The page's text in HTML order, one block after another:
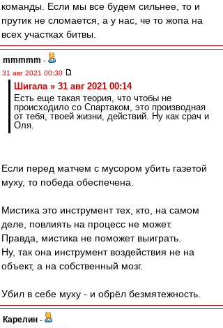
команды. Если мы все будем сильнее, то и
прутик не сломается, а у нас, че то жопа на
всех участках битвы.
mmmmm -
31 авг 2021 00:30
Шигала » 31 авг 2021 00:14
Есть еще такая теория, что чтобы не
происходило со Спартаком, это производная
от тебя, твоей жизни, действий. Ну как срач и
Оля.
Если перед матчем с мусором убить газетой
муху, то победа обеспечена.
Мистика это инструмент тех, кто, на самом
деле, повлиять на процесс не может.
Правда, мистика не поможет выиграть.
Ну, так она инструмент воздействия не на
объект, а на собственный мозг.
Убил в себе муху - и обрёл безмятежность.
Карелин -